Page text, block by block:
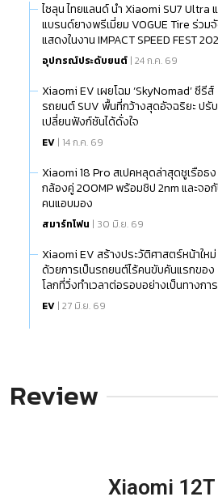
ไซลุน ไทยแลนด์ นำ Xiaomi SU7 Ultra
แบรนด์ยางพรีเมี่ยม VOGUE Tire ร่วม
แสดงในงาน IMPACT SPEED FEST
อุปกรณ์ประดับยนต์ | 24 ก.ค. 69
Xiaomi EV เผยโฉม ‘SkyNomad’ ซีรีส์
รถยนต์ SUV พื้นที่กว้างสุดอัจฉริยะ ปรับ
เปลี่ยนฟังก์ชันได้ดั่งใจ
EV | 14 ก.ค. 69
Xiaomi 18 Pro สเปคหลุดล่าสุดชูเรือธง
กล้องคู่ 200MP พร้อมชิป 2nm และจอ
คนแอบมอง
สมาร์ทโฟน | 30 มิ.ย. 69
Xiaomi EV สร้างประวัติศาสตร์หน้าใหม่
ด้วยการเป็นรถยนต์ไร้คนขับคันแรกของ
โลกที่วิ่งทำเวลาต่อรอบอย่างเป็นทางการ
EV | 27 มิ.ย. 69
Review
Xiaomi